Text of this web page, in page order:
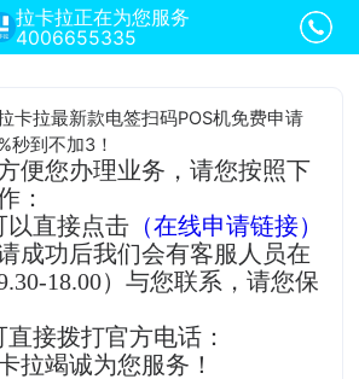
拉卡拉正在为您服务
4006655335
卡拉最新款电签扫码POS机免费申请
秒到不加3！
便您办理业务，请您按照下
：
以直接点击 （在线申请链接）
成功后我们会有客服人员在
18.00）与您联系，请您保
接拨打官方电话：
拉竭诚为您服务！